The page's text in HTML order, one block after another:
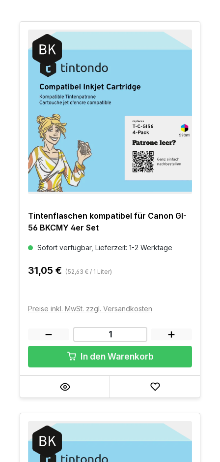
Tintenflaschen kompatibel für Canon GI-
56 BKCMY 4er Set
Sofort verfügbar, Lieferzeit: 1-2 Werktage
31,05 € (52,63 € / 1 Liter)
Preise inkl. MwSt. zzgl. Versandkosten
In den Warenkorb